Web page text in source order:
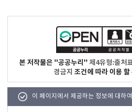
본 저작물은 "공공누리" 제4유형:출처
경금지 조건에 따라 이용 할
이 페이지에서 제공하는 정보에 대하